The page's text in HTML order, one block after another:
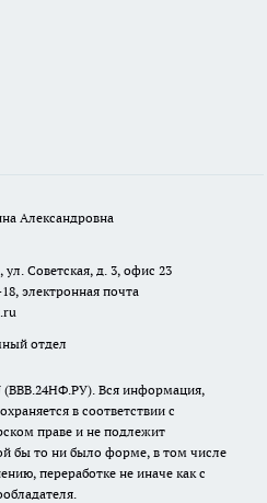
Александровна
ул. Советская, д. 3, офис 23
электронная почта
отдел
(ВВВ.24НФ.РУ). Вся информация,
в соответствии с
праве и не подлежит
бы то ни было форме, в том числе
переработке не иначе как с